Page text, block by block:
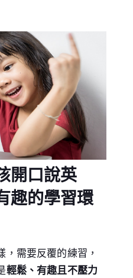
開口說英
趣的學習環
需要反覆的練習，
輕鬆、有趣且不壓力